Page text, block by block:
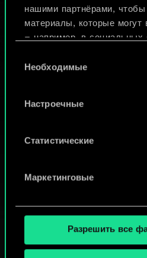
нашими партнёрами,
материалы, которые могут
— например, в социальных
разрешения.
Найти подробную
используем ваши файлы
«Настройки» ниже.
согласия
Необходимые
Настроечные
Статистические
Маркетинговые
Разрешить все